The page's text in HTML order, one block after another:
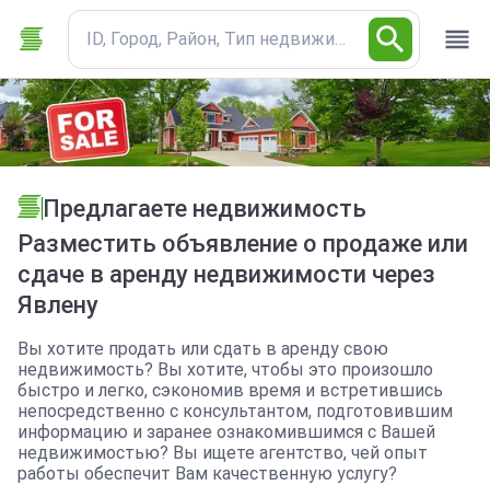
ID, Город, Район, Тип недвижимости
Предлагаете недвижимость
Разместить объявление о продаже или
сдаче в аренду недвижимости через
Явлену
Вы хотите продать или сдать в аренду свою
недвижимость? Вы хотите, чтобы это произошло
быстро и легко, сэкономив время и встретившись
непосредственно с консультантом, подготовившим
информацию и заранее ознакомившимся с Вашей
недвижимостью? Вы ищете агентство, чей опыт
работы обеспечит Вам качественную услугу?